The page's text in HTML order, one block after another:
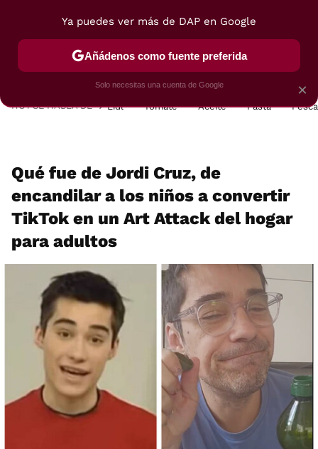
POSTRES VIAJES SELECCIÓN VEGUI
HOY SE HABLA DE Lidl Tomate Aceite Pasta
Qué fue de Jordi Cruz, de
encandilar a los niños a convertir
TikTok en un Art Attack del hogar
para adultos
×
Ya puedes ver más de DAP en Google
Añádenos como fuente preferida
Solo necesitas una cuenta de Google